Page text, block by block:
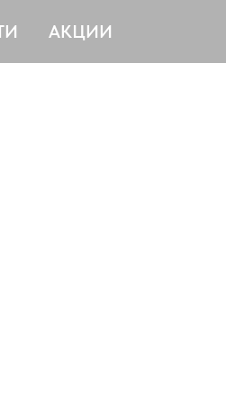
АКЦИИ